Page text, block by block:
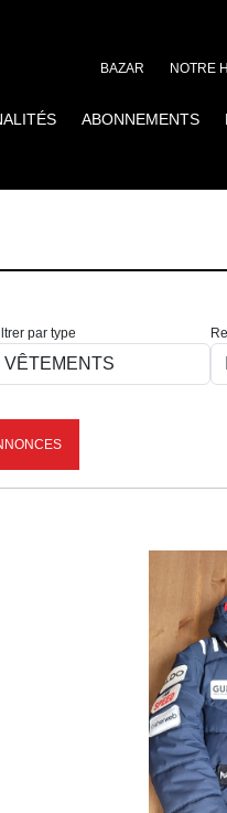
BAZAR NOTRE
ABONNEMENTS
par type